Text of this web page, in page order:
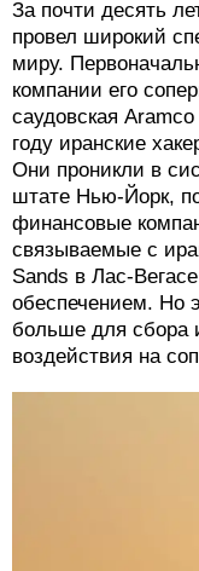
За почти десять
провел широкий
миру.
компании его
саудовская
году иранские
Они проникли в
штате Нью-Йорк,
финансовые
связываемые с
Sands в Лас-
обеспечением. Но
больше для сбора
воздействия на